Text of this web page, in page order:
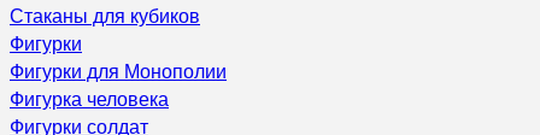
Стаканы для кубиков
Фигурки
Фигурки для Монополии
Фигурка человека
Фигурки солдат